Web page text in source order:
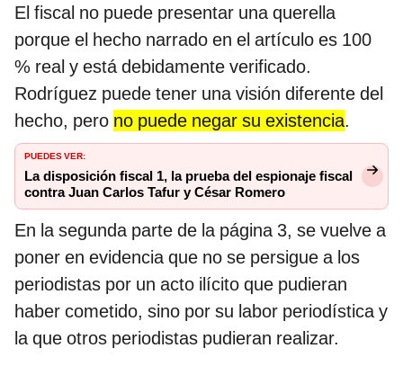
El fiscal no puede presentar una querella
porque el hecho narrado en el artículo es 100
% real y está debidamente verificado.
Rodríguez puede tener una visión diferente del
hecho, pero no puede negar su existencia.
PUEDES VER:
La disposición fiscal 1, la prueba del espionaje fiscal
contra Juan Carlos Tafur y César Romero
En la segunda parte de la página 3, se vuelve a
poner en evidencia que no se persigue a los
periodistas por un acto ilícito que pudieran
haber cometido, sino por su labor periodística y
la que otros periodistas pudieran realizar.